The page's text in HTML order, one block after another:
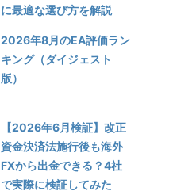
に最適な選び方を解説
2026年8月のEA評価ラン
キング（ダイジェスト
版）
【2026年6月検証】改正
資金決済法施行後も海外
FXから出金できる？4社
で実際に検証してみた